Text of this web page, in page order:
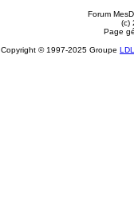
Forum
(c)
Page
Copyright © 1997-2025 Groupe